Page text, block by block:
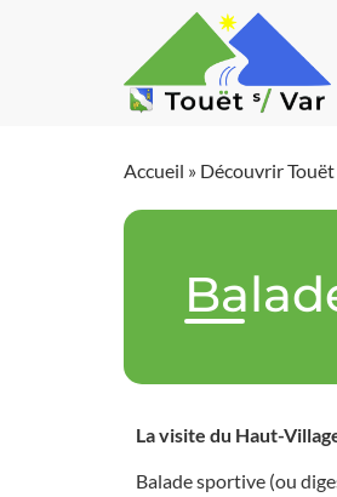
Accueil » Découvrir Touët
La visite du Haut-
Balade sportive (ou